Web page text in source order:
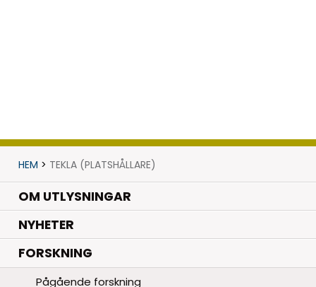
HEM > TEKLA (PLATSHÅLLARE)
OM UTLYSNINGAR
NYHETER.
FORSKNING.
Pågående forskning